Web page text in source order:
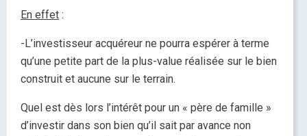
En effet :
-L’investisseur acquéreur ne pourra espérer à terme
qu’une petite part de la plus-value réalisée sur le bien
construit et aucune sur le terrain.
Quel est dès lors l’intérêt pour un « père de famille »
d’investir dans son bien qu’il sait par avance non